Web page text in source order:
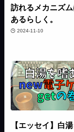
訪れるメカニズ
あるらしく。
2024-11-10
【エッセイ】白